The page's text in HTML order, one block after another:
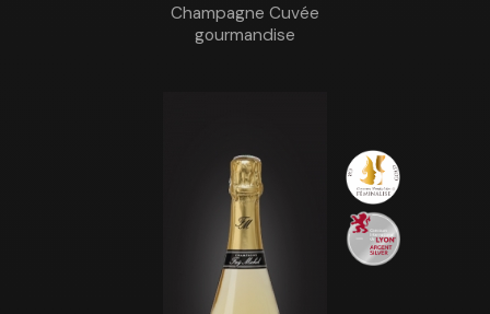
Champagne Cuvée
gourmandise